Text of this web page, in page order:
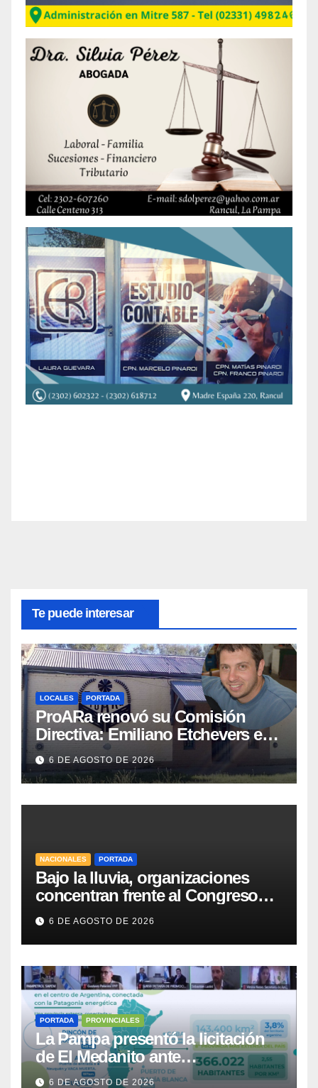
Te puede interesar
LOCALES PORTADA
ProARa renovó su Comisión
Directiva: Emiliano Etchevers es
el nuevo Presidente de la entidad
6 DE AGOSTO DE 2026
NACIONALES PORTADA
Bajo la lluvia, organizaciones
concentran frente al Congreso
contra de la Ley de Propiedad
Privada
6 DE AGOSTO DE 2026
PORTADA PROVINCIALES
La Pampa presentó la licitación
de El Medanito ante
representaciones diplomáticas
6 DE AGOSTO DE 2026